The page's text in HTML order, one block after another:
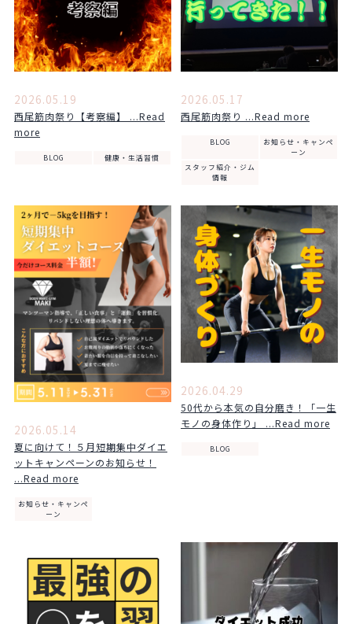
2026.05.19
西尾筋肉祭り【考察編】 ...Read
more
BLOG 健康・生活習慣
2026.05.17
西尾筋肉祭り ...Read more
BLOG
お知らせ・キャンペ
ーン
スタッフ紹介・ジム
情報
2026.05.14
夏に向けて！５月短期集中ダイエ
ットキャンペーンのお知らせ！
...Read more
お知らせ・キャンペ
ーン
2026.04.29
50代から本気の自分磨き！「一生
モノの身体作り」 ...Read more
BLOG